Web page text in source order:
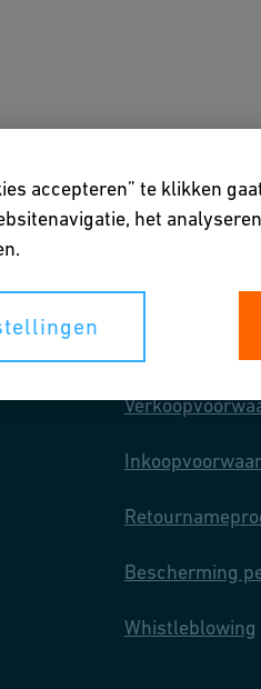
Toepassingen
Bescherming
Whistleblowing
accepteren” te klikken
het